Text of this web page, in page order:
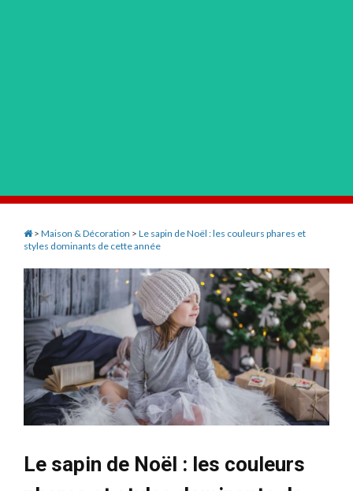
> Maison & Décoration > Le sapin de Noël : les couleurs phares et
styles dominants de cette année
Le sapin de Noël : les couleurs